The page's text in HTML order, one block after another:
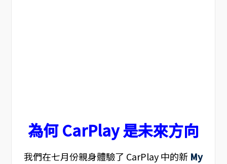
為何 CarPlay 是未來方向
我們在七月份親身體驗了 CarPlay 中的新 My